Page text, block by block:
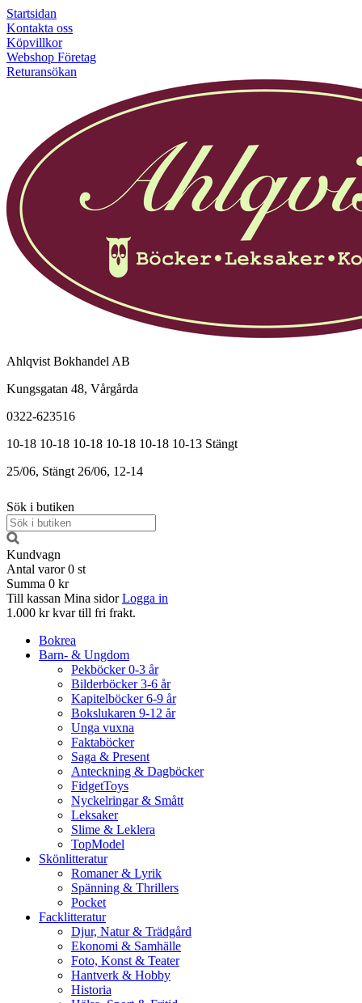
Startsidan
Kontakta oss
Köpvillkor
Webshop Företag
Returansökan
Ahlqvist Bokhandel AB
Kungsgatan 48, Vårgårda
0322-623516
10-18 10-18 10-18 10-18 10-18 10-13 Stängt
25/06, Stängt 26/06, 12-14
Sök i butiken
Kundvagn
Antal varor 0 st
Summa 0 kr
Till kassan Mina sidor Logga in
1.000 kr kvar till fri frakt.
Bokrea
Barn- & Ungdom
Pekböcker 0-3 år
Bilderböcker 3-6 år
Kapitelböcker 6-9 år
Bokslukaren 9-12 år
Unga vuxna
Faktaböcker
Saga & Present
Anteckning & Dagböcker
FidgetToys
Nyckelringar & Smått
Leksaker
Slime & Leklera
TopModel
Skönlitteratur
Romaner & Lyrik
Spänning & Thrillers
Pocket
Facklitteratur
Djur, Natur & Trädgård
Ekonomi & Samhälle
Foto, Konst & Teater
Hantverk & Hobby
Historia